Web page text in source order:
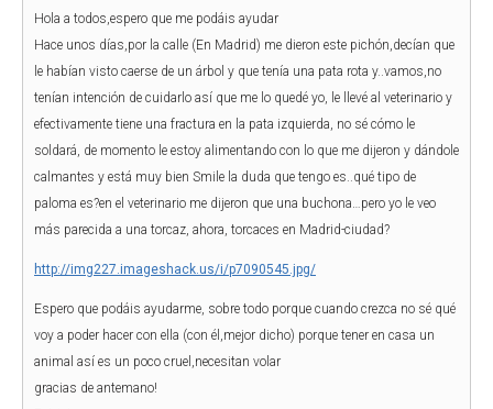
Hola a todos,espero que me podáis ayudar
Hace unos días,por la calle (En Madrid) me dieron este pichón,decían que
le habían visto caerse de un árbol y que tenía una pata rota y..vamos,no
tenían intención de cuidarlo así que me lo quedé yo, le llevé al veterinario y
efectivamente tiene una fractura en la pata izquierda, no sé cómo le
soldará, de momento le estoy alimentando con lo que me dijeron y dándole
calmantes y está muy bien Smile la duda que tengo es..qué tipo de
paloma es?en el veterinario me dijeron que una buchona…pero yo le veo
más parecida a una torcaz, ahora, torcaces en Madrid-ciudad?
http://img227.imageshack.us/i/p7090545.jpg/
Espero que podáis ayudarme, sobre todo porque cuando crezca no sé qué
voy a poder hacer con ella (con él,mejor dicho) porque tener en casa un
animal así es un poco cruel,necesitan volar
gracias de antemano!